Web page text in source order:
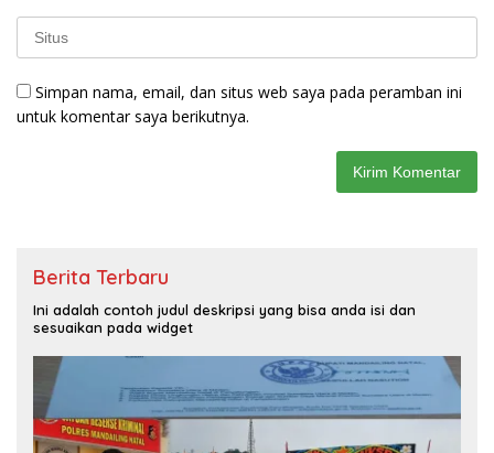
Simpan nama, email, dan situs web saya pada peramban ini
untuk komentar saya berikutnya.
Berita Terbaru
Ini adalah contoh judul deskripsi yang bisa anda isi dan
sesuaikan pada widget